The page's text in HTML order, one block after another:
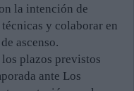
la intención de
y colaborar en
ascenso.
plazos previstos
ante Los